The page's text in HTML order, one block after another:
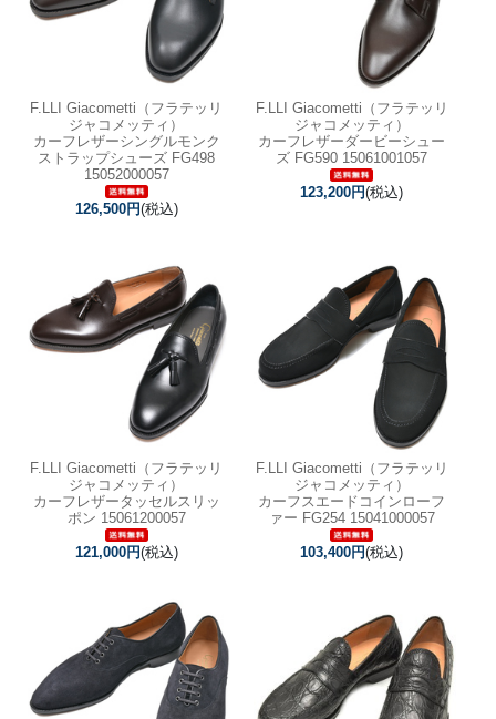
F.LLI Giacometti（フラテッリ
ジャコメッティ）
カーフレザーシングルモンク
ストラップシューズ FG498
15052000057
126,500円(税込)
F.LLI Giacometti（フラテッリ
ジャコメッティ）
カーフレザーダービーシュー
ズ FG590 15061001057
123,200円(税込)
F.LLI Giacometti（フラテッリ
ジャコメッティ）
カーフレザータッセルスリッ
ポン 15061200057
121,000円(税込)
F.LLI Giacometti（フラテッリ
ジャコメッティ）
カーフスエードコインローフ
ァー FG254 15041000057
103,400円(税込)